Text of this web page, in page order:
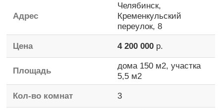
Адрес
Челябинск,
Кременкульский
переулок, 8
Цена
4 200 000 р.
Площадь дома150 м2,участка
5,5 м2
Кол-во комнат
3